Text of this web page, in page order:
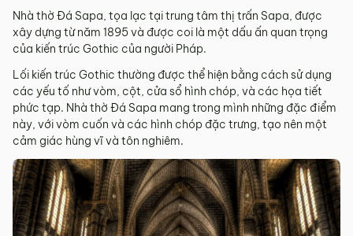
Nhà thờ Đá Sapa, tọa lạc tại trung tâm thị trấn Sapa, được
xây dựng từ năm 1895 và được coi là một dấu ấn quan trọng
của kiến trúc Gothic của người Pháp.
Lối kiến trúc Gothic thường được thể hiện bằng cách sử dụng
các yếu tố như vòm, cột, cửa sổ hình chóp, và các họa tiết
phức tạp. Nhà thờ Đá Sapa mang trong mình những đặc điểm
này, với vòm cuốn và các hình chóp đặc trưng, tạo nên một
cảm giác hùng vĩ và tôn nghiêm.